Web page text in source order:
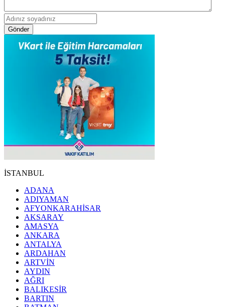
Gönder
İSTANBUL
ADANA
ADIYAMAN
AFYONKARAHİSAR
AKSARAY
AMASYA
ANKARA
ANTALYA
ARDAHAN
ARTVİN
AYDIN
AĞRI
BALIKESİR
BARTIN